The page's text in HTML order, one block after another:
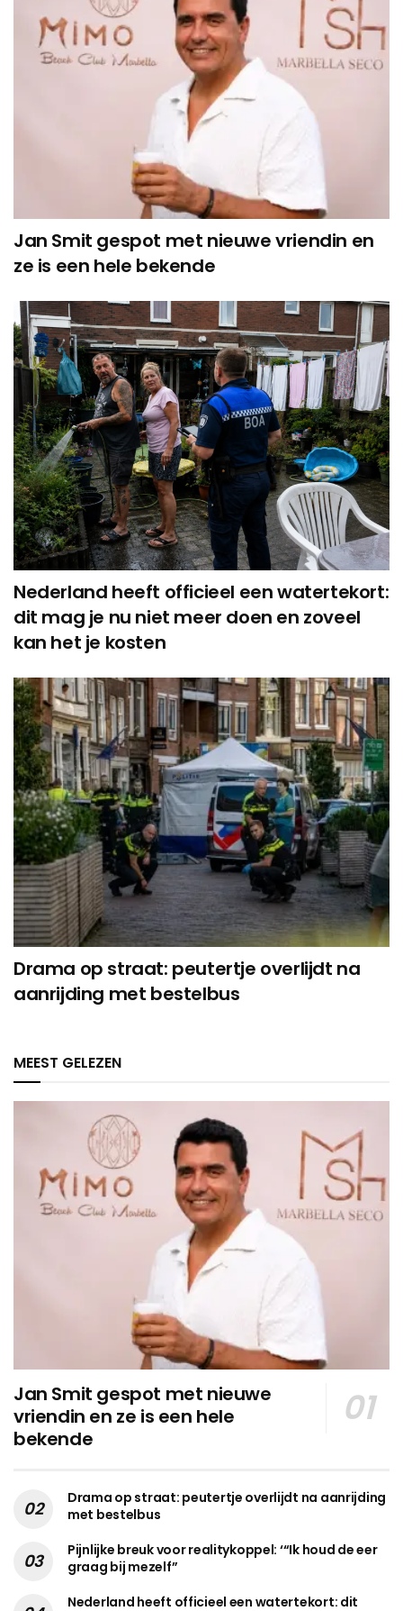
Jan Smit gespot met nieuwe vriendin en
ze is een hele bekende
Nederland heeft officieel een watertekort:
dit mag je nu niet meer doen en zoveel
kan het je kosten
Drama op straat: peutertje overlijdt na
aanrijding met bestelbus
MEEST GELEZEN
Jan Smit gespot met nieuwe
vriendin en ze is een hele
bekende
Drama op straat: peutertje overlijdt na aanrijding
met bestelbus
Pijnlijke breuk voor realitykoppel: ‘“Ik houd de eer
graag bij mezelf”
Nederland heeft officieel een watertekort: dit